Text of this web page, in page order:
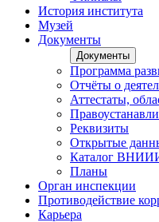
История института
Музей
Документы
Документы
Программа
Отчёты о
Аттестаты,
Реквизиты
Открытые
Каталог
Планы
Орган инспекции
Противодействие
Карьера